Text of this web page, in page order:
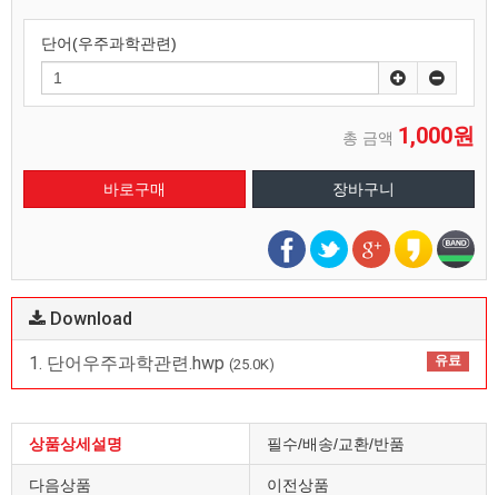
단어(우주과학관련)
총 금액 1,000원
Download
1. 단어우주과학관련.hwp (25.0K) 유료
상품상세설명 필수/배송/교환/반품
다음상품 이전상품